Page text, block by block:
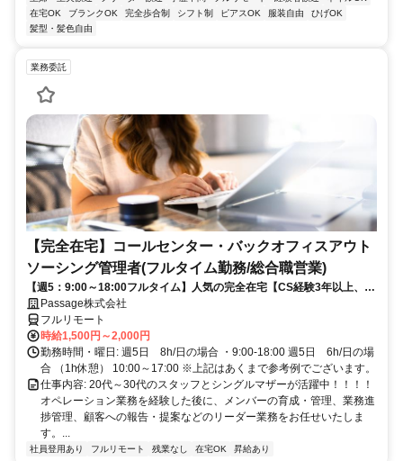
在宅OK
ブランクOK 完全歩合制 シフト制 ピアスOK 服装自由
ひげOK
髪型・髪色自由
業務委託
【完全在宅】コールセンター・バックオフィスアウト
ソーシング管理者(フルタイム勤務/総合職営業)
【週5：9:00～18:00フルタイム】人気の完全在宅【CS経験3年以上、営
業経験1年以上歓迎】
Passage株式会社
フルリモート
時給1,500円～2,000円
勤務時間・曜日: 週5日 8h/日の場合 ・9:00-18:00 週5日 6h/日の場
合 （1h休憩） 10:00～17:00 ※上記はあくまで参考例でございます。
仕事内容: 20代～30代のスタッフとシングルマザーが活躍中！！！！
オペレーション業務を経験した後に、メンバーの育成・管理、業務進
捗管理、顧客への報告・提案などのリーダー業務をお任せいたしま
す。...
社員登用あり フルリモート 残業なし 在宅OK 昇給あり